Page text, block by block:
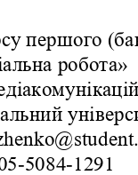
першого
робота»
5084-1291